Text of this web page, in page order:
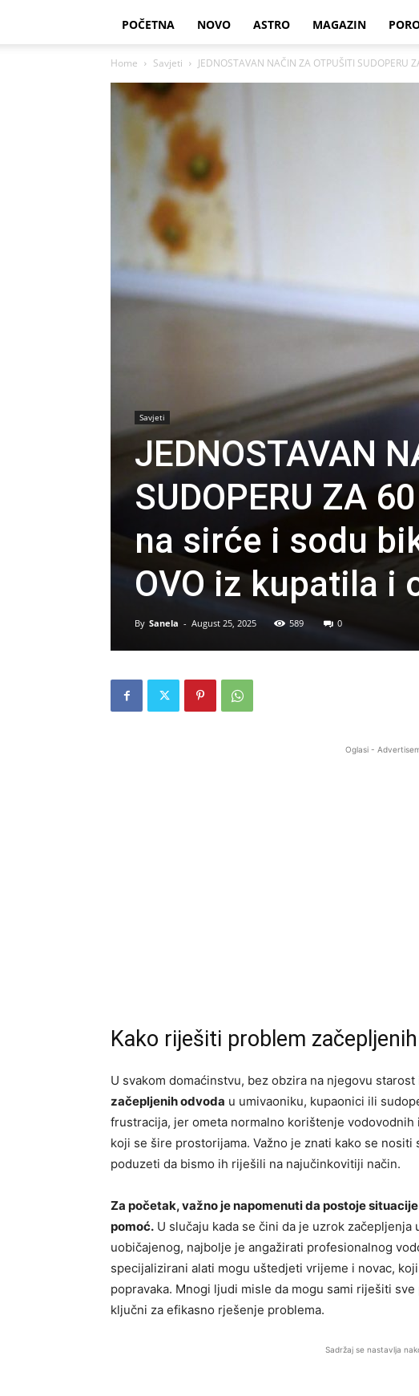
POČETNA NOVO ASTRO MAGAZIN
Home Savjeti JEDNOSTAVAN NAČIN ZA OTPUŠITI
Savjeti
JEDNOSTAVAN
SUDOPERU ZA
na sirće i sodu
OVO iz kupatila i
By Sanela - August 25, 2025 589 0
Oglasi -
Kako riješiti problem
U svakom domaćinstvu, bez obzira na njegovu
začepljenih odvoda u umivaoniku, kupaonici ili
frustracija, jer ometa normalno korištenje
koji se šire prostorijama. Važno je znati kako se nositi
poduzeti da bismo ih riješili na najučinkovitiji način.
Za početak, važno je napomenuti da postoje
pomoć. U slučaju kada se čini da je uzrok
uobičajenog, najbolje je angažirati profesionalnog
specijalizirani alati mogu uštedjeti vrijeme i novac,
popravaka. Mnogi ljudi misle da mogu sami riješiti
ključni za efikasno rješenje problema.
Sadržaj se nastavlja